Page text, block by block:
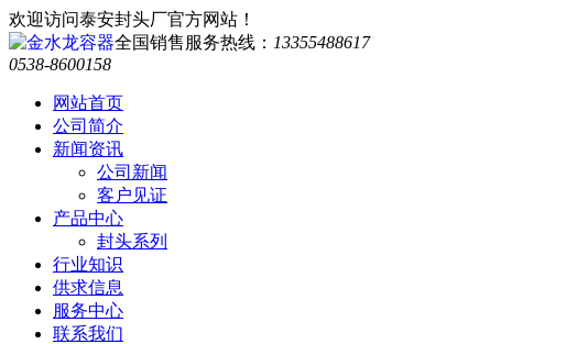
欢迎访问泰安封头厂官方网站！
全国销售服务热线： 13355488617
0538-8600158
网站首页
公司简介
新闻资讯
公司新闻
客户见证
产品中心
封头系列
行业知识
供求信息
服务中心
联系我们